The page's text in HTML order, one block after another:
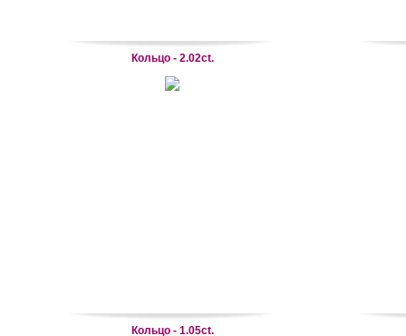
Кольцо - 2.02ct.
Кольцо - 1.05ct.